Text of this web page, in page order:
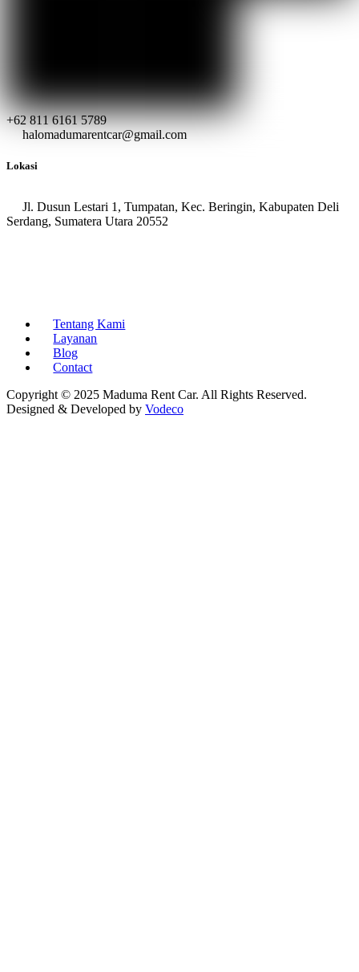
+62 811 6161 5789
halomadumarentcar@gmail.com
Lokasi
Jl. Dusun Lestari 1, Tumpatan, Kec. Beringin, Kabupaten Deli
Serdang, Sumatera Utara 20552
Tentang Kami
Layanan
Blog
Contact
Copyright © 2025 Maduma Rent Car. All Rights Reserved.
Designed & Developed by Vodeco